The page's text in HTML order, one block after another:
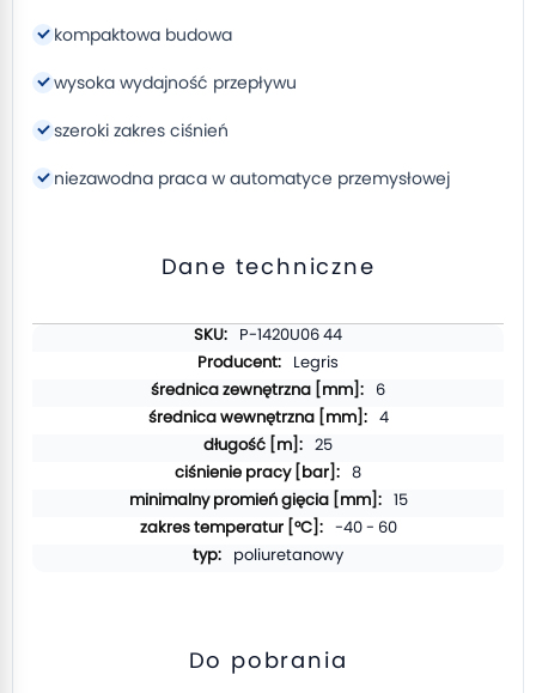
kompaktowa budowa
wysoka wydajność przepływu
szeroki zakres ciśnień
niezawodna praca w automatyce przemysłowej
Dane techniczne
P-1420U06 44
Legris
6
4
25
8
15
-40 - 60
poliuretanowy
Do pobrania